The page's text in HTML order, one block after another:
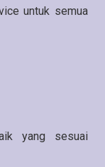
untuk semua
yang sesuai